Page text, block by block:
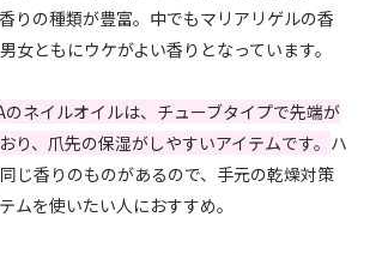
りの種類が豊富。中でもマリアリゲルの香
女ともにウケがよい香りとなっています。
のネイルオイルは、チューブタイプで先端が
り、爪先の保湿がしやすいアイテムです。 ハ
じ香りのものがあるので、手元の乾燥対策
ムを使いたい人におすすめ。